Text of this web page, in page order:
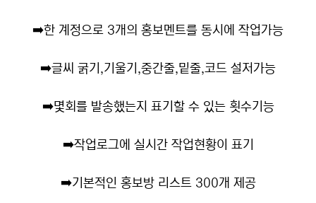
➡️한 계정으로 3개의 홍보멘트를 동시에 작업가능
➡️글씨 굵기,기울기,중간줄,밑줄,코드 설저가능
➡️몇회를 발송했는지 표기할 수 있는 횟수기능
➡️작업로그에 실시간 작업현황이 표기
➡️기본적인 홍보방 리스트 300개 제공